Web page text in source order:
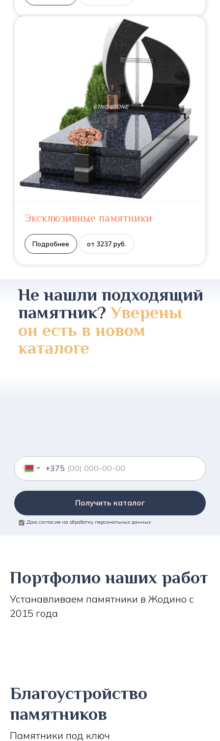
Эксклюзивные памятники
Подробнее от 3237 руб.
Не нашли подходящий
памятник?Уверены
он есть в новом
каталоге
+375
Получить каталог
Даю согласие на обработку персональных данных
Портфолио наших работ
Устанавливаем памятники в Жодино с
2015 года
Благоустройство
памятников
Памятники под ключ